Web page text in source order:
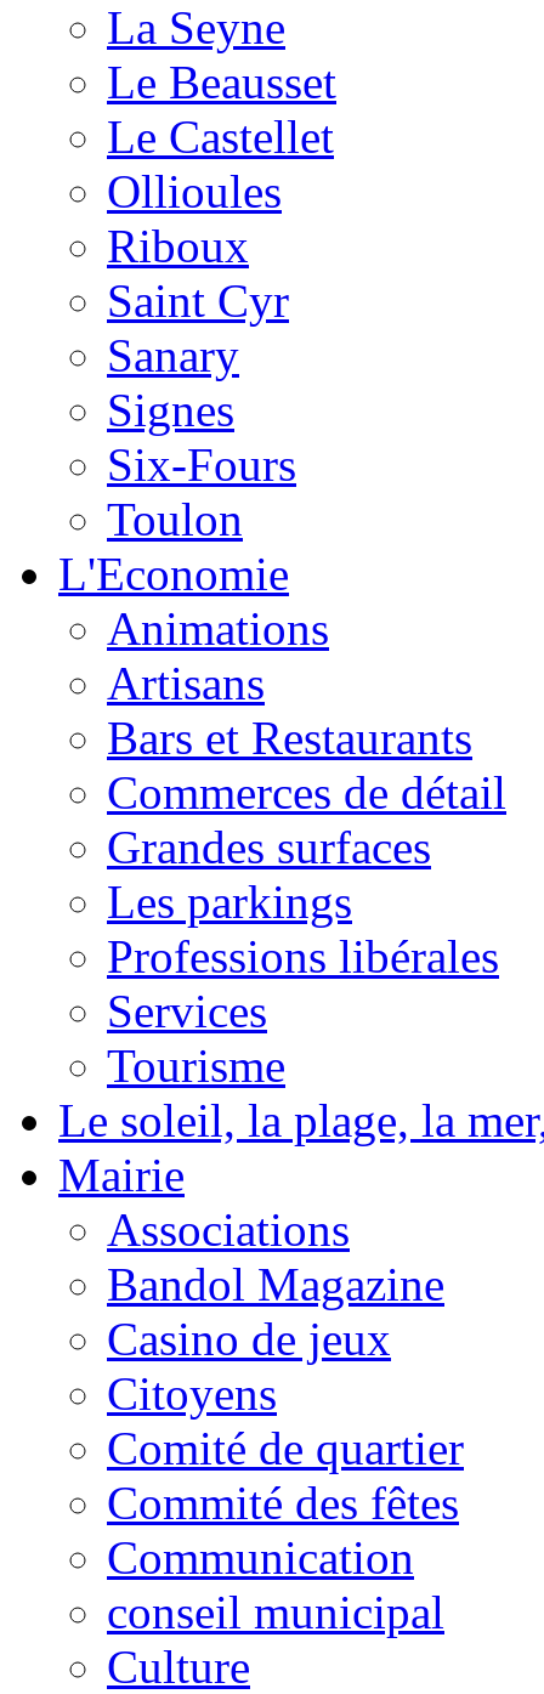
La Seyne
Le Beausset
Le Castellet
Ollioules
Riboux
Saint Cyr
Sanary
Signes
Six-Fours
Toulon
L'Economie
Animations
Artisans
Bars et Restaurants
Commerces de détail
Grandes surfaces
Les parkings
Professions libérales
Services
Tourisme
Le soleil, la plage, la
Mairie
Associations
Bandol Magazine
Casino de jeux
Citoyens
Comité de quartier
Commité des fêtes
Communication
conseil municipal
Culture